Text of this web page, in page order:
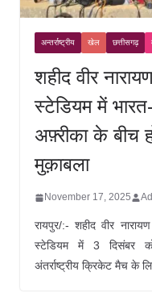
अन्तर्राष्ट्रीय खेल छत्तीसगढ़
शहीद वीर
स्टेडियम में
अफ़्रीका के बीच
मुक़ाबला
November 17, 2025
रायपुर/:- शहीद वीर
स्टेडियम में 3 दिसंबर
अंतर्राष्ट्रीय क्रिकेट मैच के